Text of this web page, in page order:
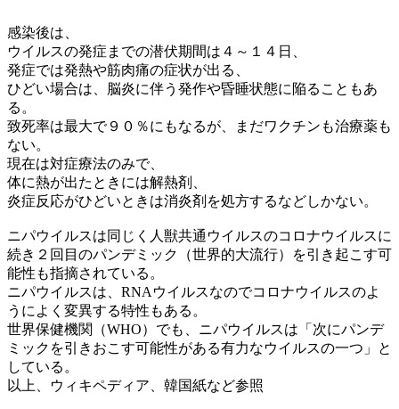
感染後は、
ウイルスの発症までの潜伏期間は４～１４日、
発症では発熱や筋肉痛の症状が出る、
ひどい場合は、脳炎に伴う発作や昏睡状態に陥ることもあ
る。
致死率は最大で９０％にもなるが、まだワクチンも治療薬も
ない。
現在は対症療法のみで、
体に熱が出たときには解熱剤、
炎症反応がひどいときは消炎剤を処方するなどしかない。
ニパウイルスは同じく人獣共通ウイルスのコロナウイルスに
続き２回目のパンデミック（世界的大流行）を引き起こす可
能性も指摘されている。
ニパウイルスは、RNAウイルスなのでコロナウイルスのよ
うによく変異する特性もある。
世界保健機関（WHO）でも、ニパウイルスは「次にパンデ
ミックを引きおこす可能性がある有力なウイルスの一つ」と
している。
以上、ウィキペディア、韓国紙など参照